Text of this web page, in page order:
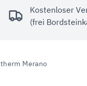
Kostenloser
(frei
Merano